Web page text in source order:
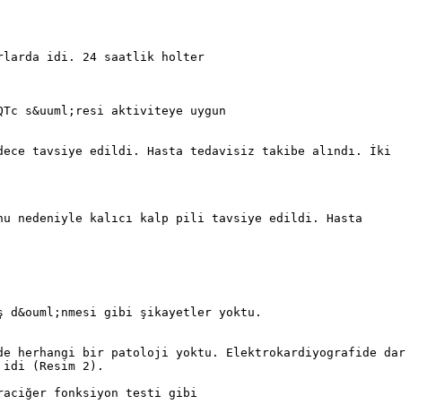
idi. 24 saatlik holter
s&uuml;resi aktiviteye uygun
tavsiye edildi. Hasta tedavisiz takibe alındı. İki
nedeniyle kalıcı kalp pili tavsiye edildi. Hasta
d&ouml;nmesi gibi şikayetler yoktu.
herhangi bir patoloji yoktu. Elektrokardiyografide dar
(Resim 2).
fonksiyon testi gibi